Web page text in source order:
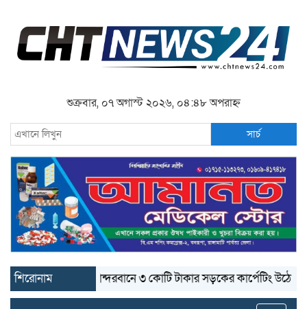
শুক্রবার, ০৭ অগাস্ট ২০২৬, ০৪:৪৮ অপরাহ্ন
সার্চ
শিরোনাম বান্দরবানে ৩ কোটি টাকার সড়কের কার্পেটিং উঠে যাচ্ছে